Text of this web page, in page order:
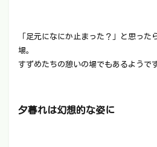
「足元になにか止まった？」と思った
場。
すずめたちの憩いの場でもあるようです
夕暮れは幻想的な姿に